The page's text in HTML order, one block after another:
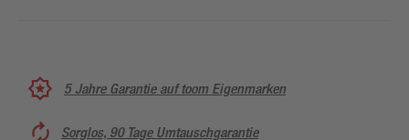
5 Jahre Garantie auf toom Eigenmarken
Sorglos, 90 Tage Umtauschgarantie